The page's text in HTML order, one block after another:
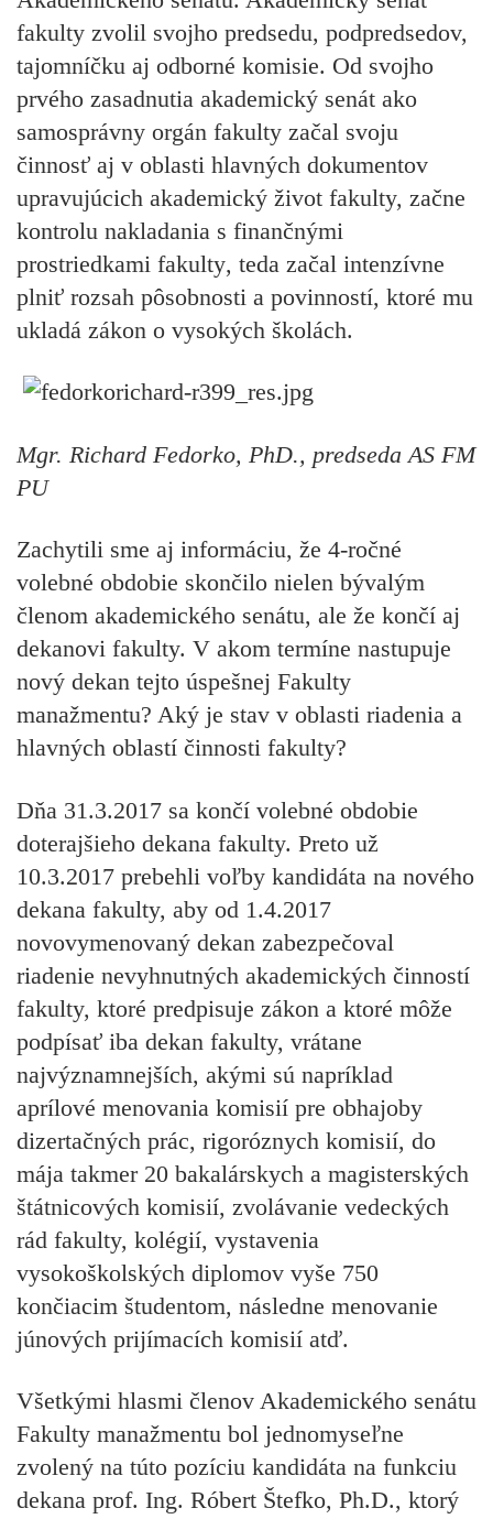
fakulty zvolil svojho predsedu, podpredsedov,
tajomníčku aj odborné komisie. Od svojho
prvého zasadnutia akademický senát ako
samosprávny orgán fakulty začal svoju
činnosť aj v oblasti hlavných dokumentov
upravujúcich akademický život fakulty, začne
kontrolu nakladania s finančnými
prostriedkami fakulty, teda začal intenzívne
plniť rozsah pôsobnosti a povinností, ktoré mu
ukladá zákon o vysokých školách.
Mgr. Richard Fedorko, PhD., predseda AS FM
PU
Zachytili sme aj informáciu, že 4-ročné
volebné obdobie skončilo nielen bývalým
členom akademického senátu, ale že končí aj
dekanovi fakulty. V akom termíne nastupuje
nový dekan tejto úspešnej Fakulty
manažmentu? Aký je stav v oblasti riadenia a
hlavných oblastí činnosti fakulty?
Dňa 31.3.2017 sa končí volebné obdobie
doterajšieho dekana fakulty. Preto už
10.3.2017 prebehli voľby kandidáta na nového
dekana fakulty, aby od 1.4.2017
novovymenovaný dekan zabezpečoval
riadenie nevyhnutných akademických činností
fakulty, ktoré predpisuje zákon a ktoré môže
podpísať iba dekan fakulty, vrátane
najvýznamnejších, akými sú napríklad
aprílové menovania komisií pre obhajoby
dizertačných prác, rigoróznych komisií, do
mája takmer 20 bakalárskych a magisterských
štátnicových komisií, zvolávanie vedeckých
rád fakulty, kolégií, vystavenia
vysokoškolských diplomov vyše 750
končiacim študentom, následne menovanie
júnových prijímacích komisií atď.
Všetkými hlasmi členov Akademického senátu
Fakulty manažmentu bol jednomyseľne
zvolený na túto pozíciu kandidáta na funkciu
dekana prof. Ing. Róbert Štefko, Ph.D., ktorý